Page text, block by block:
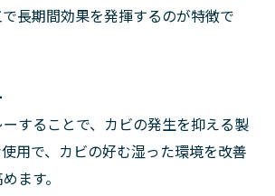
長期間効果を発揮するのが特徴で
することで、カビの発生を抑える製
用で、カビの好む湿った環境を改善
ます。